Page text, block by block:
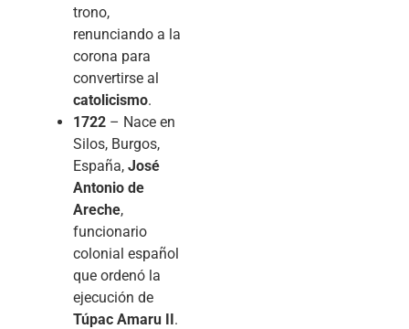
trono,
renunciando a la
corona para
convertirse al
catolicismo.
1722 – Nace en
Silos, Burgos,
España, José
Antonio de
Areche,
funcionario
colonial español
que ordenó la
ejecución de
Túpac Amaru II.